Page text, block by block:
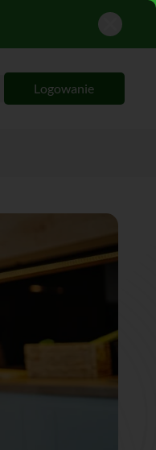
Logowanie